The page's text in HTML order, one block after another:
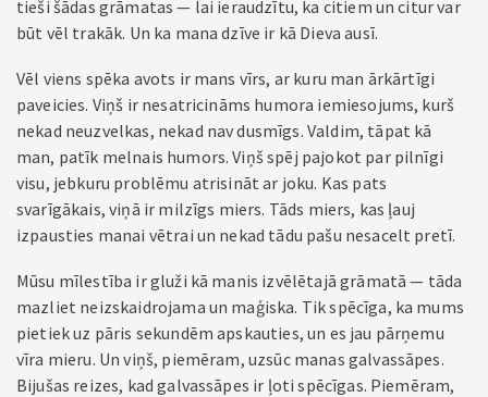
tieši šādas grāmatas — lai ieraudzītu, ka citiem un citur var
būt vēl trakāk. Un ka mana dzīve ir kā Dieva ausī.
Vēl viens spēka avots ir mans vīrs, ar kuru man ārkārtīgi
paveicies. Viņš ir nesatricināms humora iemiesojums, kurš
nekad neuzvelkas, nekad nav dusmīgs. Valdim, tāpat kā
man, patīk melnais humors. Viņš spēj pajokot par pilnīgi
visu, jebkuru problēmu atrisināt ar joku. Kas pats
svarīgākais, viņā ir milzīgs miers. Tāds miers, kas ļauj
izpausties manai vētrai un nekad tādu pašu nesacelt pretī.
Mūsu mīlestība ir gluži kā manis izvēlētajā grāmatā — tāda
mazliet neizskaidrojama un maģiska. Tik spēcīga, ka mums
pietiek uz pāris sekundēm apskauties, un es jau pārņemu
vīra mieru. Un viņš, piemēram, uzsūc manas galvassāpes.
Bijušas reizes, kad galvassāpes ir ļoti spēcīgas. Piemēram,